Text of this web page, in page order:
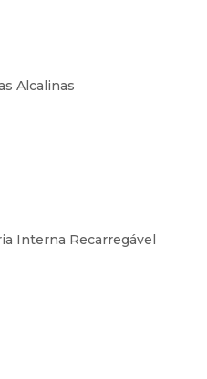
Alcalinas
Interna Recarregável